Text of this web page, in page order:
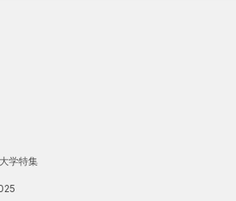
催 (山口県周防大島町)
(広島県廿日市市宮島口)
三人展開催（鳥取県鳥取市）
（東京都渋谷区代官山）
学特集